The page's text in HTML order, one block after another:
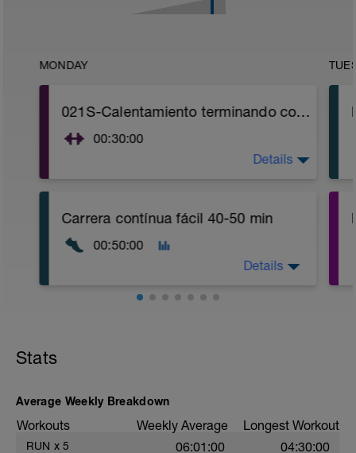
MONDAY
021S-Calentamiento terminando con pliometría
00:30:00
https://www.youtube.com/watch?
v=oPYXhiBPEHg
CALENTAMIENTO: (15-20 min)
estiramientos dinamicos suaves tren
1.- Saltos frontales 30" (Dinámicos,
2.- Saltos laterales 30"
Details
Carrera contínua fácil 40-50 min
00:50:00
Details
Stats
Average Weekly Breakdown
Workouts Weekly Average Longest Workout
RUN x 5 06:01:00 04:30:00